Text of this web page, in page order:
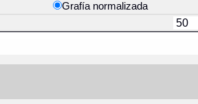
Grafía normalizada